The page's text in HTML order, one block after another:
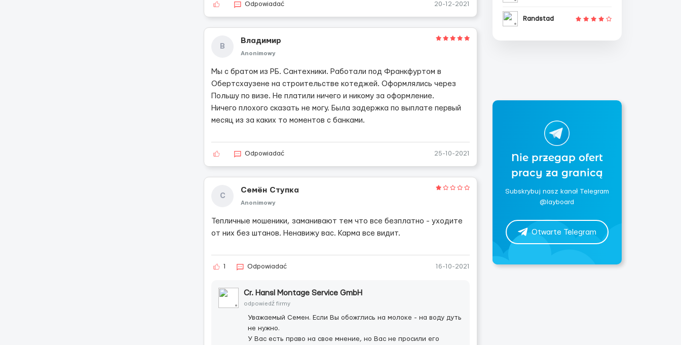
Odpowiadać 20-12-2021
В
Владимир
Anonimowy
Мы с братом из РБ. Сантехники. Работали под Франкфуртом в
Обертсхаузене на строительстве котеджей. Оформлялись через
Польшу по визе. Не платили ничего и никому за оформление.
Ничего плохого сказать не могу. Была задержка по выплате первый
месяц из за каких то моментов с банками.
Odpowiadać 25-10-2021
С
Семён Ступка
Anonimowy
Тепличные мошеники, заманивают тем что все безплатно - уходите
от них без штанов. Ненавижу вас. Карма все видит.
1 Odpowiadać 16-10-2021
Cr. Hansl Montage Service GmbH
odpowiedź firmy
Уважаемый Семен. Если Вы обожглись на молоке - на воду дуть
не нужно.
У Вас есть право на свое мнение, но Вас не просили его
Randstad
Nie przegap ofert
pracy za granicą
Subskrybuj nasz kanał Telegram
@layboard
Otwarte Telegram